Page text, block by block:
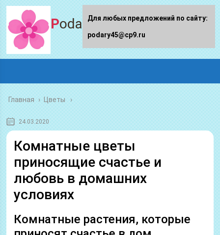
Podary45.ru
Главная › Цветы
24.03.2020
Комнатные цветы
приносящие счастье и
любовь в домашних
условиях
Комнатные растения, которые
Для любых предложений по сайту:
podary45@cp9.ru